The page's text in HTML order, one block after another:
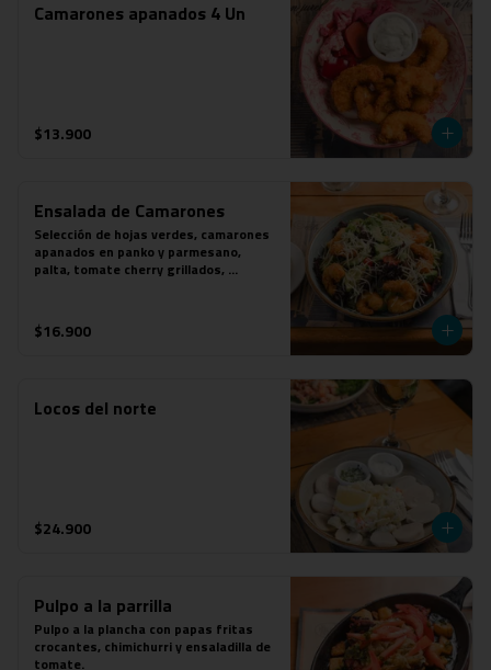
Camarones apanados 4 Un
$13.900
Ensalada de Camarones
Selección de hojas verdes, camarones
apanados en panko y parmesano,
palta, tomate cherry grillados,
$16.900
Locos del norte
$24.900
Pulpo a la parrilla
Pulpo a la plancha con papas fritas
crocantes, chimichurri y ensaladilla de
tomate.